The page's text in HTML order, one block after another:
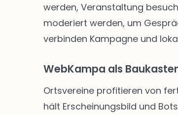
werden, Veranstaltung
moderiert werden, um
verbinden Kampagne und
WebKampa als
Ortsvereine profitieren von
hält Erscheinungsbild und